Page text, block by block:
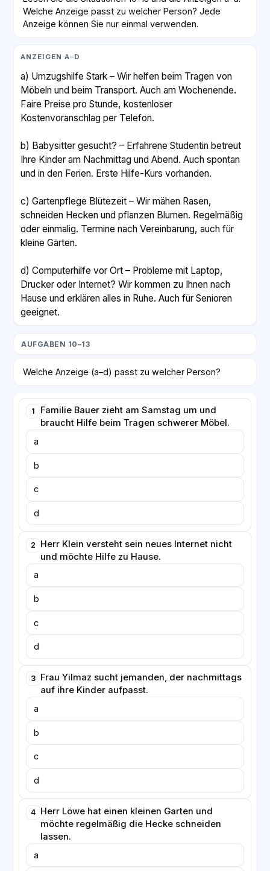
Welche Anzeige passt zu welcher Person? Jede
Anzeige können Sie nur einmal verwenden.
ANZEIGEN A–D
a) Umzugshilfe Stark – Wir helfen beim Tragen von
Möbeln und beim Transport. Auch am Wochenende.
Faire Preise pro Stunde, kostenloser
Kostenvoranschlag per Telefon.
b) Babysitter gesucht? – Erfahrene Studentin betreut
Ihre Kinder am Nachmittag und Abend. Auch spontan
und in den Ferien. Erste Hilfe-Kurs vorhanden.
c) Gartenpflege Blütezeit – Wir mähen Rasen,
schneiden Hecken und pflanzen Blumen. Regelmäßig
oder einmalig. Termine nach Vereinbarung, auch für
kleine Gärten.
d) Computerhilfe vor Ort – Probleme mit Laptop,
Drucker oder Internet? Wir kommen zu Ihnen nach
Hause und erklären alles in Ruhe. Auch für Senioren
geeignet.
AUFGABEN 10–13
Welche Anzeige (a–d) passt zu welcher Person?
1
Familie Bauer zieht am Samstag um und
braucht Hilfe beim Tragen schwerer Möbel.
a
b
c
d
2
Herr Klein versteht sein neues Internet nicht
und möchte Hilfe zu Hause.
a
b
c
d
3 Frau Yilmaz sucht jemanden, der nachmittags
auf ihre Kinder aufpasst.
a
b
c
d
4 Herr Löwe hat einen kleinen Garten und
möchte regelmäßig die Hecke schneiden
lassen.
a